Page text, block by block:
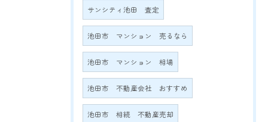
サンシティ池田 査定
池田市 マンション 売るなら
池田市 マンション 相場
池田市 不動産会社 おすすめ
池田市 相続 不動産売却